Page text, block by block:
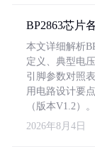
BP2863芯片
本文详细解析
定义、典型电
引脚参数对照
用电路设计要
（版本V1.2）。
2026年8月4日